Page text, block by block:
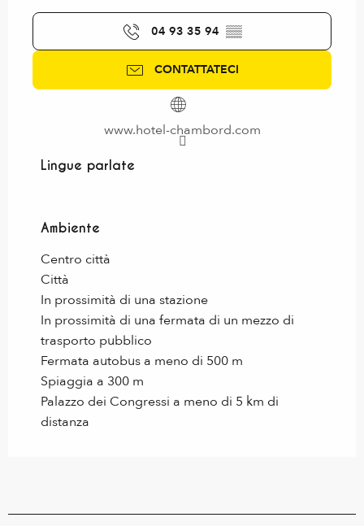
04 93 35 94 ▒▒
CONTATTATECI
www.hotel-chambord.com
Lingue parlate
Lingue parlate
Ambiente
Ambiente
Centro città
Città
In prossimità di una stazione
In prossimità di una fermata di un mezzo di
trasporto pubblico
Fermata autobus a meno di 500 m
Spiaggia a 300 m
Palazzo dei Congressi a meno di 5 km di
distanza